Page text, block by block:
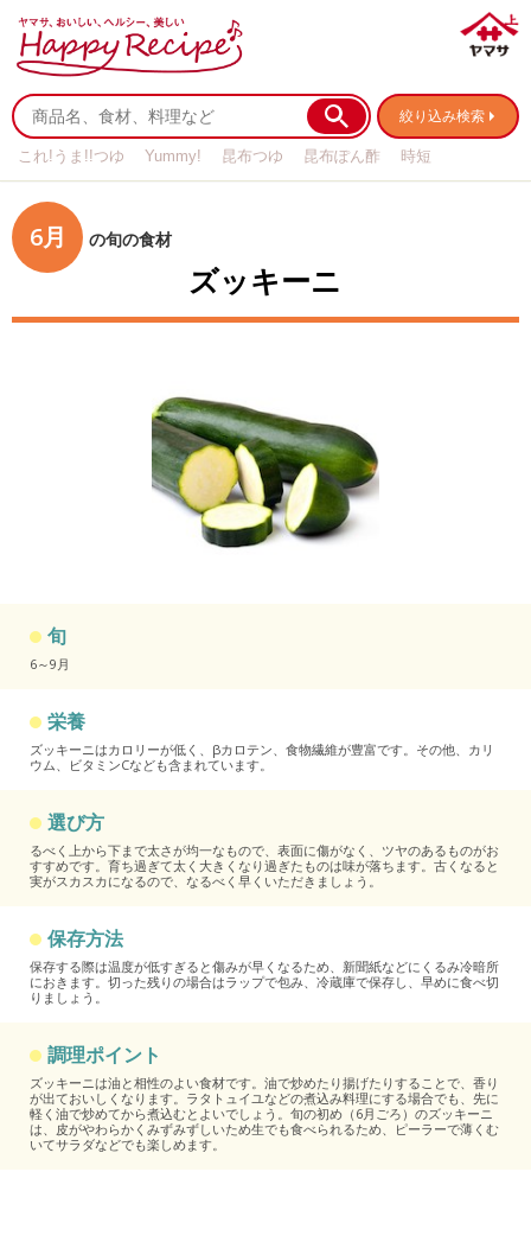
絞り込み検索
これ!うま!!つゆ Yummy! 昆布つゆ 昆布ぽん酢
時短
6月 の旬の食材
ズッキーニ
旬
6～9月
栄養
ズッキーニはカロリーが低く、βカロテン、食物繊維が豊富です。その他、カリ
ウム、ビタミンCなども含まれています。
選び方
るべく上から下まで太さが均一なもので、表面に傷がなく、ツヤのあるものがお
すすめです。育ち過ぎて太く大きくなり過ぎたものは味が落ちます。古くなると
実がスカスカになるので、なるべく早くいただきましょう。
保存方法
保存する際は温度が低すぎると傷みが早くなるため、新聞紙などにくるみ冷暗所
におきます。切った残りの場合はラップで包み、冷蔵庫で保存し、早めに食べ切
りましょう。
調理ポイント
ズッキーニは油と相性のよい食材です。油で炒めたり揚げたりすることで、香り
が出ておいしくなります。ラタトュイユなどの煮込み料理にする場合でも、先に
軽く油で炒めてから煮込むとよいでしょう。旬の初め（6月ごろ）のズッキーニ
は、皮がやわらかくみずみずしいため生でも食べられるため、ピーラーで薄くむ
いてサラダなどでも楽しめます。